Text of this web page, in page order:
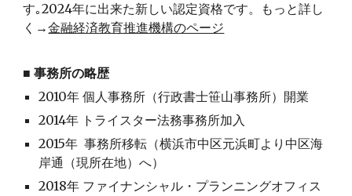
す｡2024年に出来た新しい認定資格です。もっと詳し
く→金融経済教育推進機構のページ
■ 事務所の略歴
2010年 個人事務所（行政書士笹山事務所）開業
2014年 トライスター法務事務所加入
2015年 事務所移転（横浜市中区元浜町より中区海
岸通（現所在地）へ）
2018年 ファイナンシャル・プランニングオフィス